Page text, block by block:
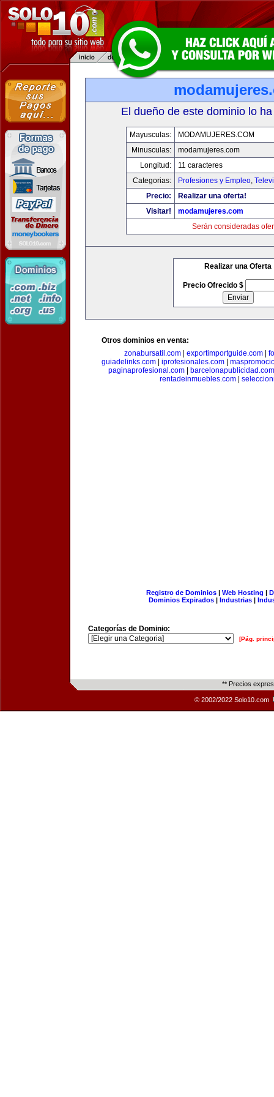
El dueño de este dominio lo
Mayusculas:
MODAMUJERES.COM
Minusculas:
modamujeres.com
Longitud:
11 caracteres
Categorias:
Profesiones y Empleo,
Precio:
Realizar una oferta!
Visitar!
modamujeres.com
Serán consideradas
Realizar una Oferta
Precio Ofrecido $
Otros dominios en venta:
zonabursatil.com
exportimportguide.com
guiadelinks.com
iprofesionales.com
paginaprofesional.com|
barcelonapublicidad.com
rentadeinmuebles.com|
Registro de Dominios| Web Hosting |
Dominios Expirados | Industrias |
Categorías de Dominio:
[Pág.
** Precios
© 2002/2022 Solo10.com